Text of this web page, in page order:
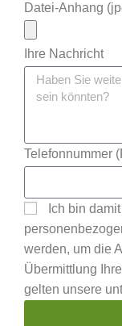
Datei-Anhang
Ihre Nachricht
Telefonnummer
Ich bin
werden, um die
Übermittlung
gelten unsere